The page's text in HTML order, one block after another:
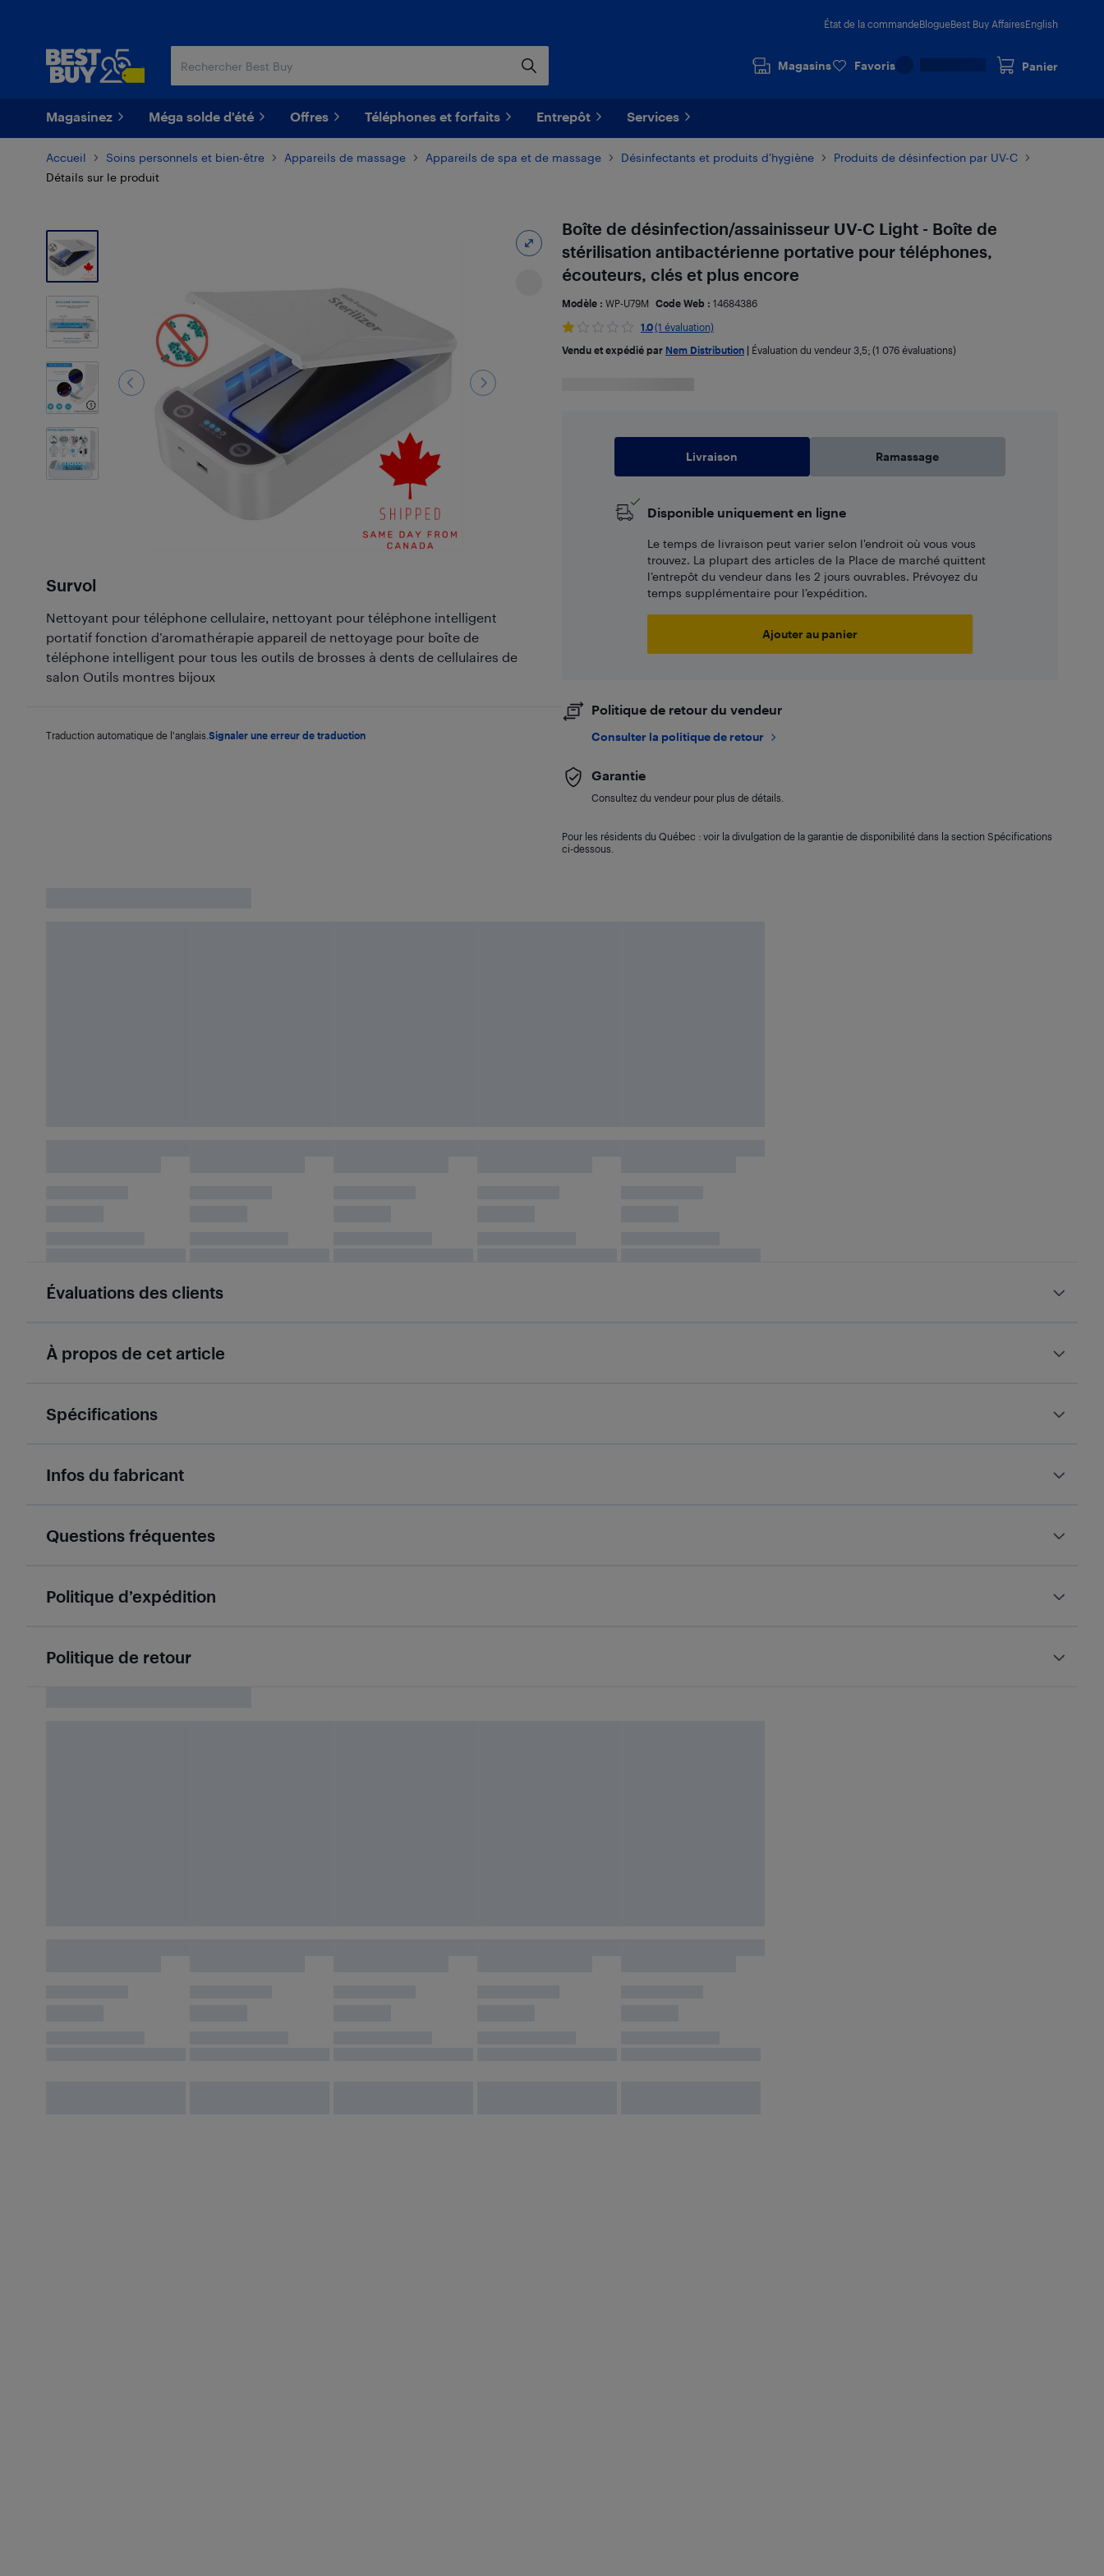
État de la commandeBlogueBest Buy AffairesEnglish
Magasins Favoris Panier
Magasinez Méga solde d'été Offres Téléphones et forfaits Entrepôt Services
Accueil Soins personnels et bien-être Appareils de massage Appareils de spa et de massage Désinfectants et produits d’hygiène
Produits de désinfection par UV-C
Détails sur le produit
6
Photos
Survol
Nettoyant pour téléphone cellulaire, nettoyant pour téléphone intelligent
portatif fonction d’aromathérapie appareil de nettoyage pour boîte de
téléphone intelligent pour tous les outils de brosses à dents de cellulaires de
salon Outils montres bijoux
Traduction automatique de l'anglais. Signaler une erreur de traduction
Boîte de désinfection/assainisseur UV-C Light - Boîte de
stérilisation antibactérienne portative pour téléphones,
écouteurs, clés et plus encore
Modèle : WP-U79M Code Web : 14684386
1.0(1 évaluation)
Vendu et expédié par Nem Distribution| Évaluation du vendeur 3,5; (1 076 évaluations)
Livraison Ramassage
Disponible uniquement en ligne
Le temps de livraison peut varier selon l'endroit où vous vous
trouvez. La plupart des articles de la Place de marché quittent
l’entrepôt du vendeur dans les 2 jours ouvrables. Prévoyez du
temps supplémentaire pour l’expédition.
Ajouter au panier
Politique de retour du vendeur
Consulter la politique de retour
Garantie
Consultez du vendeur pour plus de détails.
Pour les résidents du Québec : voir la divulgation de la garantie de disponibilité dans la section Spécifications
ci-dessous.
Évaluations des clients
À propos de cet article
Spécifications
Infos du fabricant
Questions fréquentes
Politique d’expédition
Politique de retour